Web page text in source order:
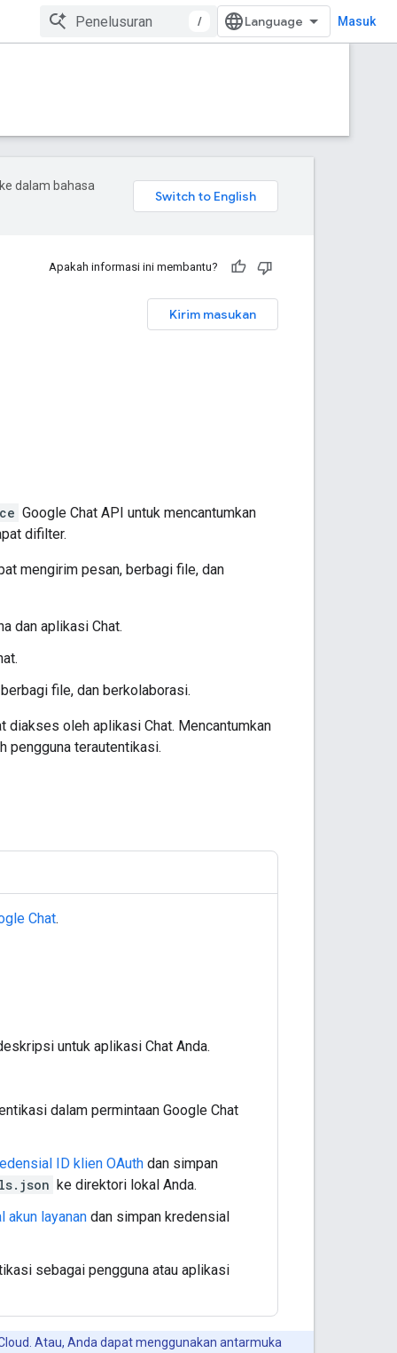
/ Masuk
dalam bahasa
Apakah informasi ini membantu?
Kirim masukan
Google Chat API untuk mencantumkan
difilter.
mengirim pesan, berbagi file, dan
dan aplikasi Chat.
file, dan berkolaborasi.
diakses oleh aplikasi Chat. Mencantumkan
pengguna terautentikasi.
Chat.
untuk aplikasi Chat Anda.
dalam permintaan Google Chat
ID klien OAuth dan simpan
ke direktori lokal Anda.
akun layanan dan simpan kredensial
sebagai pengguna atau aplikasi
Atau, Anda dapat menggunakan antarmuka